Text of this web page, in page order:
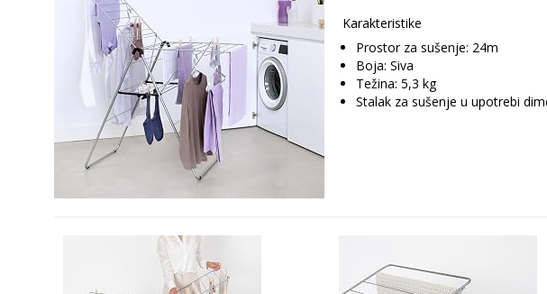
Karakteristike
Prostor za sušenje: 24m
Boja: Siva
Težina: 5,3 kg
Stalak za sušenje u upotrebi